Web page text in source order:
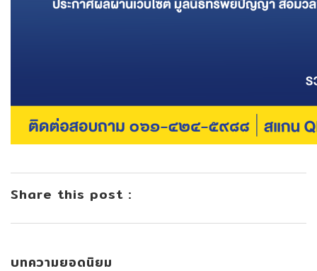
Share this post :
บทความยอดนิยม